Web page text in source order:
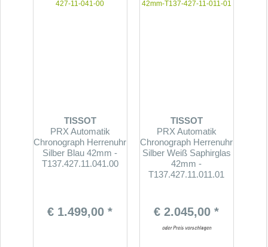
TISSOT
PRX Automatik
Chronograph Herrenuhr
Silber Blau 42mm -
T137.427.11.041.00
€ 1.499,00 *
TISSOT
PRX Automatik
Chronograph Herrenuhr
Silber Weiß Saphirglas
42mm -
T137.427.11.011.01
€ 2.045,00 *